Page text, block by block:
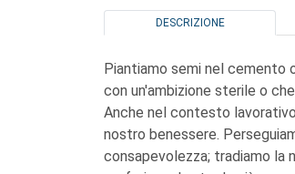
DESCRIZIONE
Piantiamo semi nel cemento
con un'ambizione sterile o
Anche nel contesto
nostro benessere.
consapevolezza; tradiamo la